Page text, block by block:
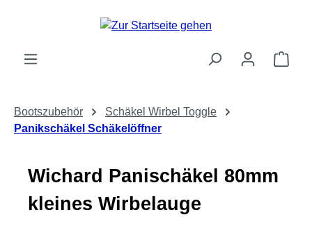
Zum Hauptinhalt springen
Bootszubehör
Schäkel Wirbel Toggle
Panikschäkel Schäkelöffner
Wichard Panischäkel 80mm
kleines Wirbelauge